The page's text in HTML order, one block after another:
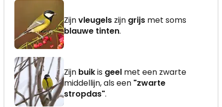
Zijnvleugels zijn grijs met soms
blauwe tinten.
Zijn buikis geel met een zwarte
middellijn, als een "zwarte
stropdas".